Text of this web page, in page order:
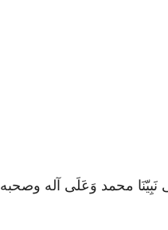
نَبِيّنَا محمد وَعَلَى آله